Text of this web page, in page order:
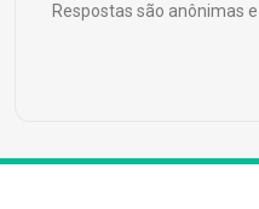
Respostas são anônimas